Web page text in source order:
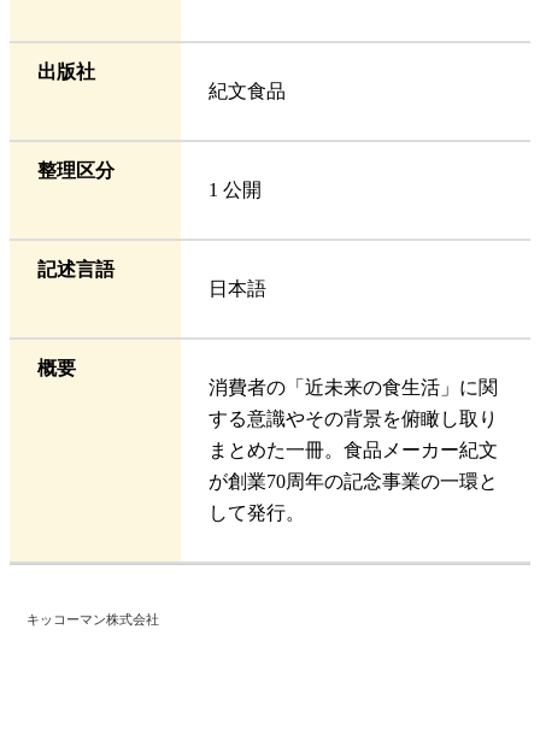
出版社
紀文食品
整理区分
1 公開
記述言語
日本語
概要
消費者の「近未来の食生活」に関
する意識やその背景を俯瞰し取り
まとめた一冊。食品メーカー紀文
が創業70周年の記念事業の一環と
して発行。
キッコーマン株式会社